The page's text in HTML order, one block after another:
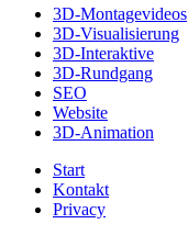
3D-Montagevideos
3D-Visualisierung
3D-Interaktive
3D-Rundgang
SEO
Website
3D-Animation
Start
Kontakt
Privacy